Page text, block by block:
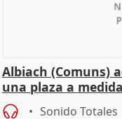
Albiach (Comuns)
una plaza a
Sonido Totales